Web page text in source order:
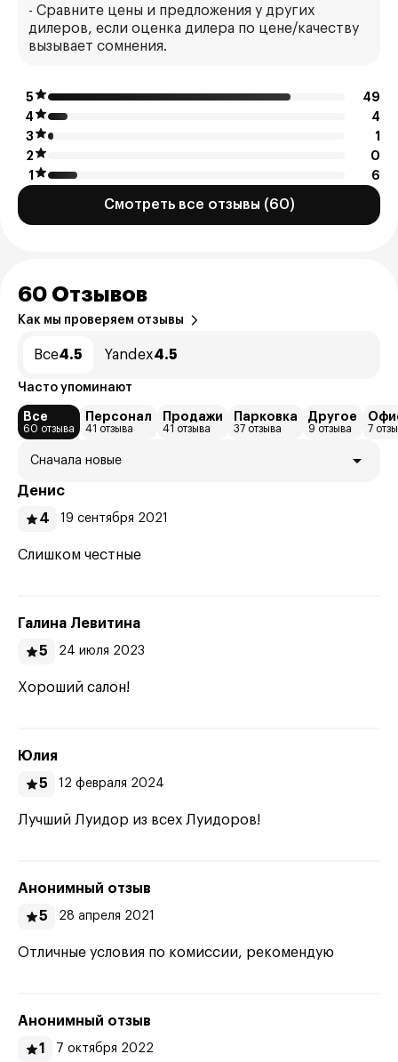
- Сравните цены и предложения у других
дилеров, если оценка дилера по цене/качеству
вызывает сомнения.
5
49
4
4
3
1
2
0
1
6
Смотреть все отзывы (60)
60 Отзывов
Как мы проверяем отзывы
Все4.5 Yandex4.5
Часто упоминают
Все
60 отзыва
Персонал
41 отзыва
Продажи
41 отзыва
Парковка
37 отзыва
Другое
9 отзыва 7
Сначала новые
Денис
4
19 сентября 2021
Слишком честные
Галина Левитина
5
24 июля 2023
Хороший салон!
Юлия
5
12 февраля 2024
Лучший Луидор из всех Луидоров!
Анонимный отзыв
5
28 апреля 2021
Отличные условия по комиссии, рекомендую
Анонимный отзыв
1
7 октября 2022